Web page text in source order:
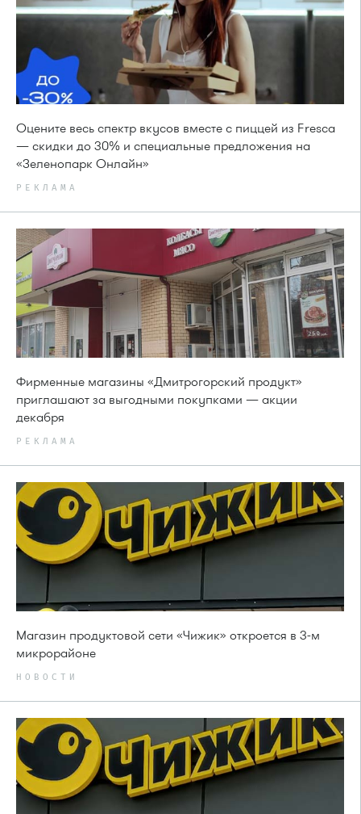
Оцените весь спектр вкусов вместе с пиццей из Fresca
— скидки до 30% и специальные предложения на
«Зеленопарк Онлайн»
РЕКЛАМА
Фирменные магазины «Дмитрогорский продукт»
приглашают за выгодными покупками — акции
декабря
РЕКЛАМА
Магазин продуктовой сети «Чижик» откроется в 3-м
микрорайоне
НОВОСТИ